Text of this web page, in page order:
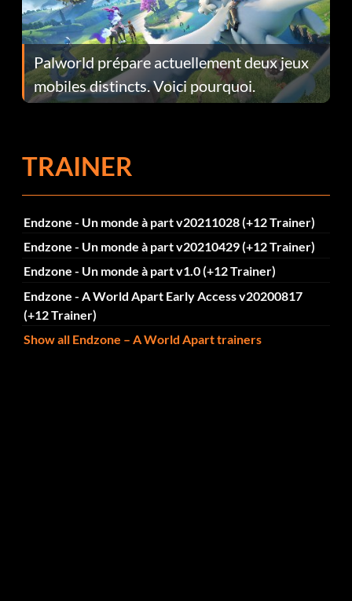
Palworld prépare actuellement deux jeux
mobiles distincts. Voici pourquoi.
TRAINER
Endzone - Un monde à part v20211028 (+12 Trainer)
Endzone - Un monde à part v20210429 (+12 Trainer)
Endzone - Un monde à part v1.0 (+12 Trainer)
Endzone - A World Apart Early Access v20200817
(+12 Trainer)
Show all Endzone – A World Apart trainers